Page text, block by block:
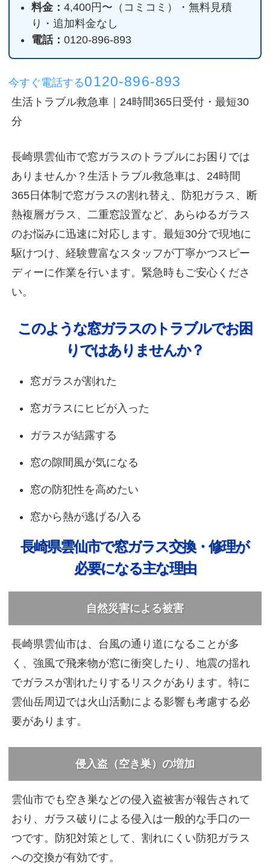
料金：4,400円〜（コミコミ）・無料見積
り・追加料金なし
電話：0120-896-893
今すぐ電話する0120-896-893
生活トラブル救急車｜24時間365日受付・最短30
分
長崎県雲仙市で窓ガラスのトラブルにお困りでは
ありませんか？生活トラブル救急車は、24時間
365日体制で窓ガラスの割れ替え、防犯ガラス、断
熱複層ガラス、二重窓設置など、あらゆるガラス
のお悩みに迅速に対応します。最短30分で現地に
駆けつけ、経験豊富なスタッフが丁寧かつスピー
ディーに作業を行います。緊急時もご安心くださ
い。
このような窓ガラスのトラブルでお困
りではありませんか？
窓ガラスが割れた
窓ガラスにヒビが入った
ガラスが結露する
窓の隙間風が気になる
窓の防犯性を高めたい
窓から熱が逃げる/入る
長崎県雲仙市で窓ガラス交換・修理が
必要になる主な理由
自然災害による被害
長崎県雲仙市は、台風の通り道になることが多
く、強風で飛来物が窓に衝突したり、地震の揺れ
でガラスが割れたりするリスクがあります。特に
雲仙岳周辺では火山活動による影響も考慮する必
要があります。
侵入盗（空き巣）の増加
雲仙市でも空き巣などの侵入盗被害が報告されて
おり、ガラス破りによる侵入は一般的な手口の一
つです。防犯対策として、割れにくい防犯ガラス
への交換が有効です。